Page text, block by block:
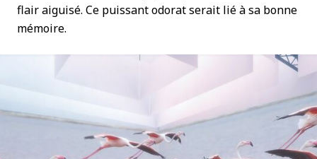
flair aiguisé. Ce puissant odorat serait lié à sa bonne
mémoire.
©Projectiles/Mardi8/Expéditions Spectacles/MNHN" data-
kind="photo" />